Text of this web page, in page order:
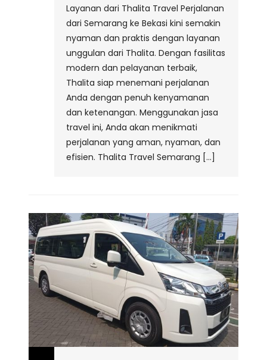
Layanan dari Thalita Travel Perjalanan
dari Semarang ke Bekasi kini semakin
nyaman dan praktis dengan layanan
unggulan dari Thalita. Dengan fasilitas
modern dan pelayanan terbaik,
Thalita siap menemani perjalanan
Anda dengan penuh kenyamanan
dan ketenangan. Menggunakan jasa
travel ini, Anda akan menikmati
perjalanan yang aman, nyaman, dan
efisien. Thalita Travel Semarang […]